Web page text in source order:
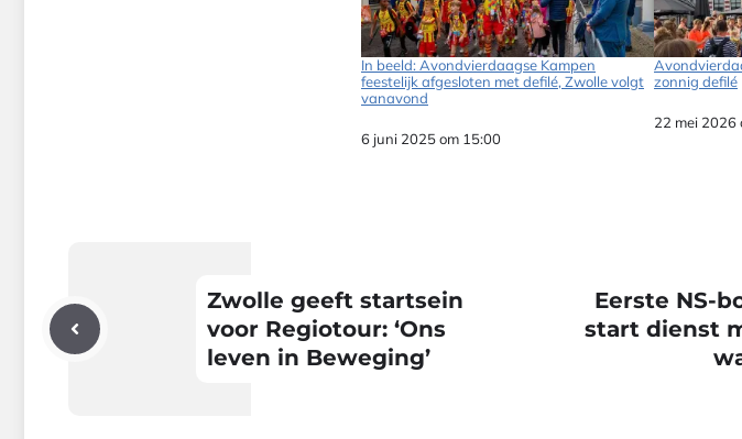
In beeld: Avondvierdaagse Kampen
feestelijk afgesloten met defilé, Zwolle volgt
vanavond
Datum
6 juni 2025 om 15:00
zonnig defilé
Datum
22 mei 2026
Zwolle geeft startsein
voor Regiotour: ‘Ons
leven in Beweging’
Eerste NS-
start dienst